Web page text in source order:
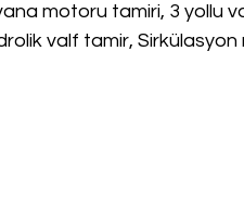
motoru tamiri, 3 yollu
valf tamir,